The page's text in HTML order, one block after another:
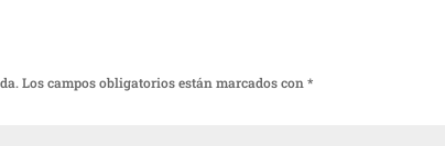
Los campos obligatorios están marcados con*